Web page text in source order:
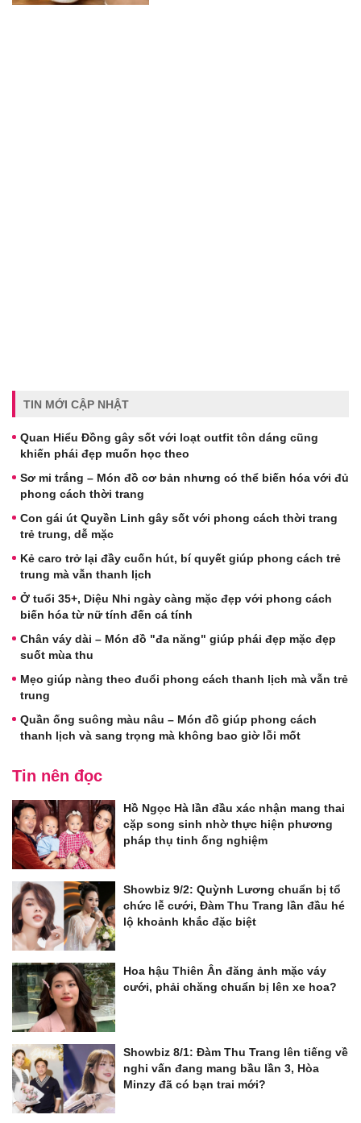
TIN MỚI CẬP NHẬT
Quan Hiểu Đồng gây sốt với loạt outfit tôn dáng cũng
khiến phái đẹp muốn học theo
Sơ mi trắng – Món đồ cơ bản nhưng có thể biến hóa với đủ
phong cách thời trang
Con gái út Quyền Linh gây sốt với phong cách thời trang
trẻ trung, dễ mặc
Kẻ caro trở lại đầy cuốn hút, bí quyết giúp phong cách trẻ
trung mà vẫn thanh lịch
Ở tuổi 35+, Diệu Nhi ngày càng mặc đẹp với phong cách
biến hóa từ nữ tính đến cá tính
Chân váy dài – Món đồ "đa năng" giúp phái đẹp mặc đẹp
suốt mùa thu
Mẹo giúp nàng theo đuổi phong cách thanh lịch mà vẫn trẻ
trung
Quần ống suông màu nâu – Món đồ giúp phong cách
thanh lịch và sang trọng mà không bao giờ lỗi mốt
Tin nên đọc
Hồ Ngọc Hà lần đầu xác nhận mang thai
cặp song sinh nhờ thực hiện phương
pháp thụ tinh ống nghiệm
Showbiz 9/2: Quỳnh Lương chuẩn bị tổ
chức lễ cưới, Đàm Thu Trang lần đầu hé
lộ khoảnh khắc đặc biệt
Hoa hậu Thiên Ân đăng ảnh mặc váy
cưới, phải chăng chuẩn bị lên xe hoa?
Showbiz 8/1: Đàm Thu Trang lên tiếng về
nghi vấn đang mang bầu lần 3, Hòa
Minzy đã có bạn trai mới?